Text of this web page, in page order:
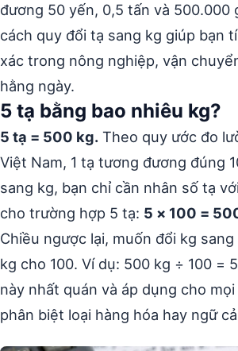
đương 50 yến, 0,5 tấn và 500.000
cách quy đổi tạ sang kg giúp bạn
xác trong nông nghiệp, vận
hằng ngày.
5 tạ bằng bao nhiêu kg?
5 tạ = 500 kg. Theo quy ước đo
Việt Nam, 1 tạ tương đương đúng
sang kg, bạn chỉ cần nhân số tạ
cho trường hợp 5 tạ: 5 × 100 =
Chiều ngược lại, muốn đổi kg
kg cho 100. Ví dụ: 500 kg ÷ 100 =
này nhất quán và áp dụng cho
phân biệt loại hàng hóa hay ngữ